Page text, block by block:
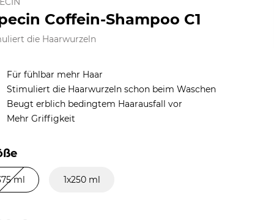
Coffein-Shampoo C1
die Haarwurzeln
Für fühlbar mehr Haar
Stimuliert die Haarwurzeln schon beim Waschen
Beugt erblich bedingtem Haarausfall vor
Mehr Griffigkeit
ml 1x250 ml